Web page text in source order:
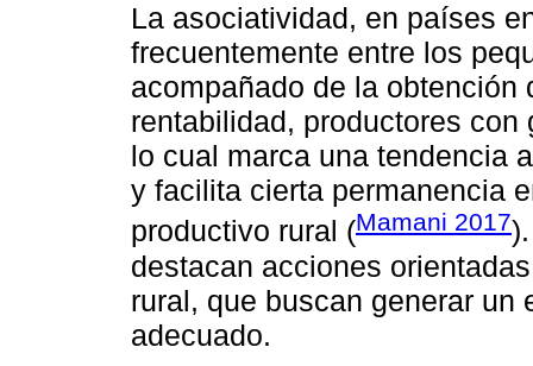
La asociatividad, en países
frecuentemente entre los
acompañado de la
rentabilidad, productores
lo cual marca una tendencia
y facilita cierta permanencia
productivo rural (Mamani 2017
destacan acciones
rural, que buscan generar un
adecuado.